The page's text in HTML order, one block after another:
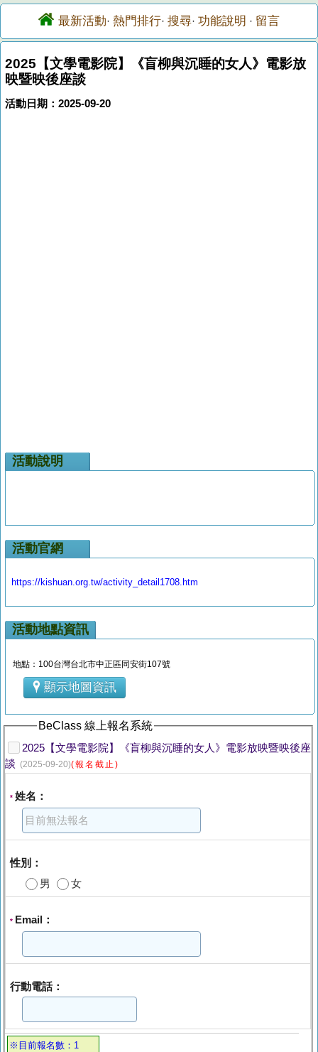
最新活動· 熱門排行· 搜尋· 功能說明 · 留言
2025【文學電影院】《盲柳與沉睡的女人》電影放
映暨映後座談
活動日期：2025-09-20
活動說明
活動官網
https://kishuan.org.tw/activity_detail1708.htm
活動地點資訊
地點：100台灣台北市中正區同安街107號
顯示地圖資訊
BeClass 線上報名系統
2025【文學電影院】《盲柳與沉睡的女人》電影放映暨映後座
談 (2025-09-20)(報名截止)
* 姓名：
性別：
男
女
* Email：
行動電話：
※目前報名數：1